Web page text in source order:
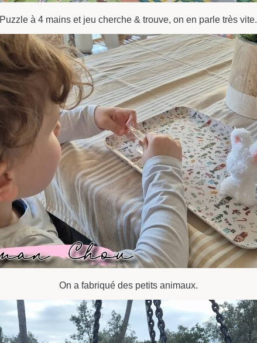
Puzzle à 4 mains et jeu cherche & trouve, on en parle très vite.
On a fabriqué des petits animaux.